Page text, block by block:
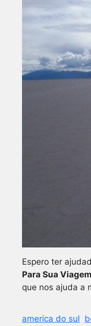
Espero ter
Para Sua Viagem
que nos ajuda a
america do sul